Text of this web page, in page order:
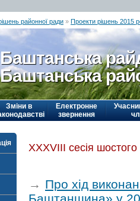
районної ради » Проекти рішень 2015
Баштанська
Баштанська
Зміни в
Електронне
звернення
ХХХVІІІ сесія
→ Про хід
Баштанщина» у